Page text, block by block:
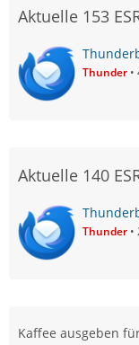
Aktuelle 153
Thunder
Aktuelle 140
Thunder
Kaffee ausgeben